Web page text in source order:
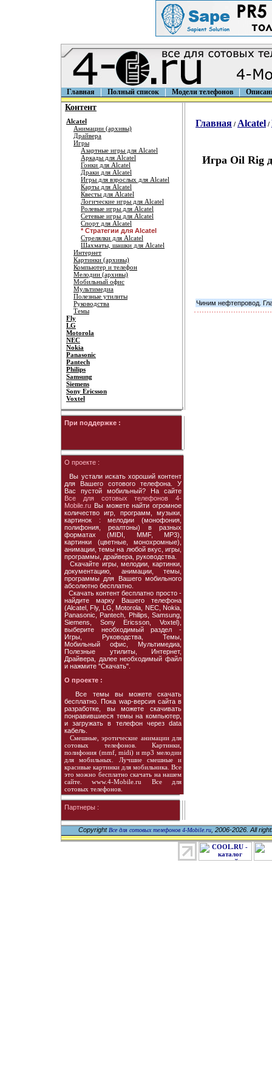
Главная Полный список Модели телефонов
Контент
Alcatel
Анимации (архивы)
Драйвера
Игры
Азартные игры для Alcatel
Аркады для Alcatel
Гонки для Alcatel
Драки для Alcatel
Игры для взрослых для Alcatel
Карты для Alcatel
Квесты для Alcatel
Логические игры для Alcatel
Ролевые игры для Alcatel
Сетевые игры для Alcatel
Спорт для Alcatel
* Стратегии для Alcatel
Стрелялки для Alcatel
Шахматы, шашки для Alcatel
Интернет
Картинки (архивы)
Компьютер и телефон
Мелодии (архивы)
Мобильный офис
Мультимедиа
Полезные утилиты
Руководства
Темы
Fly
LG
Motorola
NEC
Nokia
Panasonic
Pantech
Philips
Samsung
Siemens
Sony Ericsson
Voxtel
При поддержке :
О проекте :
Вы устали искать хороший контент
для Вашего сотового телефона. У
Вас пустой мобильный? На сайте
Все для сотовых телефонов 4-
Mobile.ru Вы можете найти огромное
количество игр, программ, музыки,
картинок : мелодии (монофония,
полифония, реалтоны) в разных
форматах (MIDI, MMF, MP3),
картинки (цветные, монохромные),
анимации, темы на любой вкус, игры,
программы, драйвера, руководства.
Скачайте игры, мелодии, картинки,
документацию, анимации, темы,
программы для Вашего мобильного
абсолютно бесплатно.
Скачать контент бесплатно просто -
найдите марку Вашего телефона
(Alcatel, Fly, LG, Motorola, NEC, Nokia,
Panasonic, Pantech, Philips, Samsung,
Siemens, Sony Ericsson, Voxtel),
выберите необходимый раздел -
Игры, Руководства, Темы,
Мобильный офис, Мультимедиа,
Полезные утилиты, Интернет,
Драйвера, далее необходимый файл
и нажмите "Скачать".
О проекте :
Все темы вы можете скачать
бесплатно. Пока wap-версия сайта в
разработке, вы можете скачивать
понравившиеся темы на компьютер,
и загружать в телефон через data
кабель.
Смешные, эротические анимации для
сотовых телефонов. Картинки,
полифония (mmf, midi) и mp3 мелодии
для мобильных. Лучшие смешные и
красивые картинки для мобильника. Все
это можно бесплатно скачать на нашем
сайте. www.4-Mobile.ru Все для
сотовых телефонов.
Партнеры :
Главная / Alcatel /
Игра Oil Rig
Чиним нефтепровод.
Copyright Все для сотовых телефонов 4-Mobile.ru, 2006-2026. All